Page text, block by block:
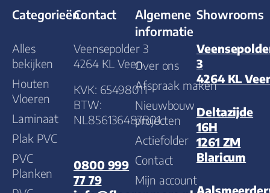
Categorieën
Alles
bekijken
Houten
Vloeren
Laminaat
Plak PVC
PVC
Planken
Contact
Veensepolder 3
4264 KL Veen
KVK: 65498011
BTW:
NL856136487B01
0800 999
77 79
Algemene
informatie
Over ons
Afspraak maken
Nieuwbouw
projecten
Actiefolder
Contact
Mijn account
Showrooms
3
4264 KL
Deltazijde
16H
1261 ZM
Blaricum